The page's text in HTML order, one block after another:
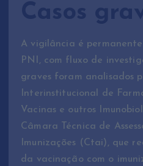
Casos
A vigilância é
PNI, com fluxo de
graves foram analisados
Interinstitucional de
Vacinas e outros
Câmara Técnica de
Imunizações (Ctai), que
da vacinação com o